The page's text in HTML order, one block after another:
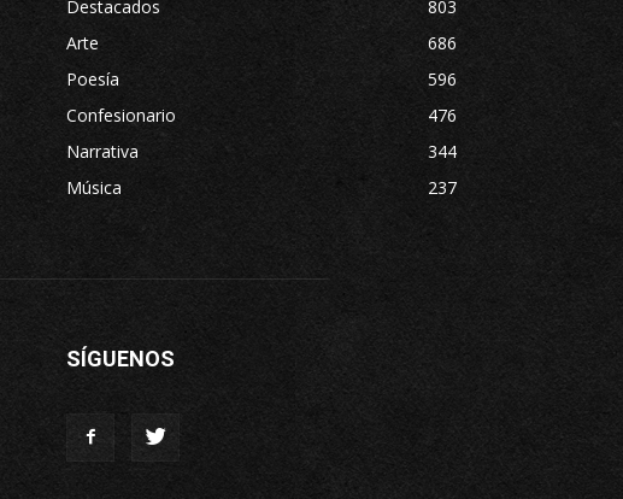
Destacados
803
Arte
686
Poesía
596
Confesionario
476
Narrativa
344
Música
237
SÍGUENOS